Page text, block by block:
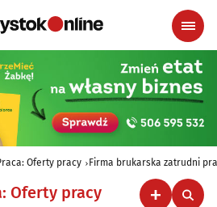
Oferty pracy Firma brukarska zatrudni
Oferty pracy